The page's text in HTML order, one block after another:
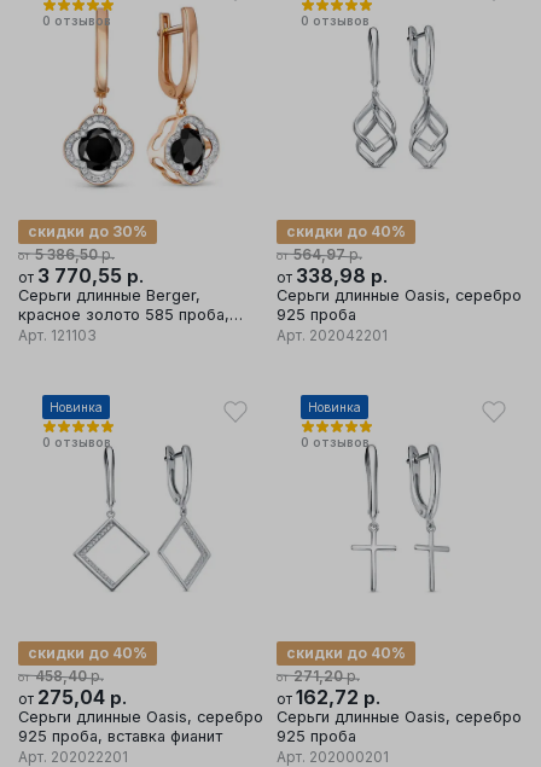
0 отзывов
от 5 386,50р.
скидки до 30%
от 3 770,55 р.
Серьги длинные Berger,
красное золото 585 проба,
вставка фианит
Арт. 121103
0 отзывов
от 564,97р.
скидки до 40%
от 338,98 р.
Серьги длинные Oasis, серебро
925 проба
Арт. 202042201
Новинка
0 отзывов
от 458,40р.
скидки до 40%
от 275,04 р.
Серьги длинные Oasis, серебро
925 проба, вставка фианит
Арт. 202022201
Новинка
0 отзывов
от 271,20р.
скидки до 40%
от 162,72 р.
Серьги длинные Oasis, серебро
925 проба
Арт. 202000201